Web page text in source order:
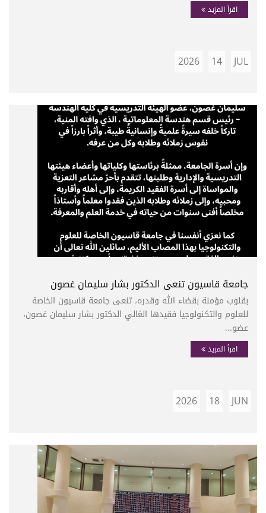
اقرأ المزيد
JUL
14
2026
جامعة قاسيون تنعى الدكتور بشار سليمان غصون
بقلوب مؤمنة بقضاء الله وقدره، تنعى جامعة قاسيون الخاصة
للعلوم والتكنولوجيا فقيدها الغالي الدكتور بشار سليمان غصون،
عضو...
اقرأ المزيد
JUN
18
2026